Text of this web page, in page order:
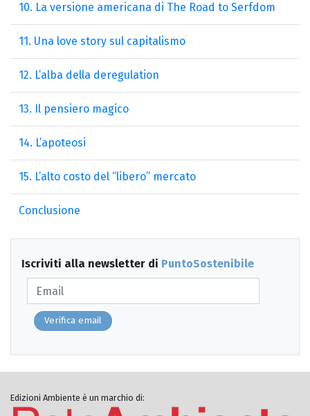
10. La versione americana di The Road to Serfdom
11. Una love story sul capitalismo
12. L’alba della deregulation
13. Il pensiero magico
14. L’apoteosi
15. L’alto costo del “libero” mercato
Conclusione
Iscriviti alla newsletter di PuntoSostenibile
Verifica email
Edizioni Ambiente è un marchio di: